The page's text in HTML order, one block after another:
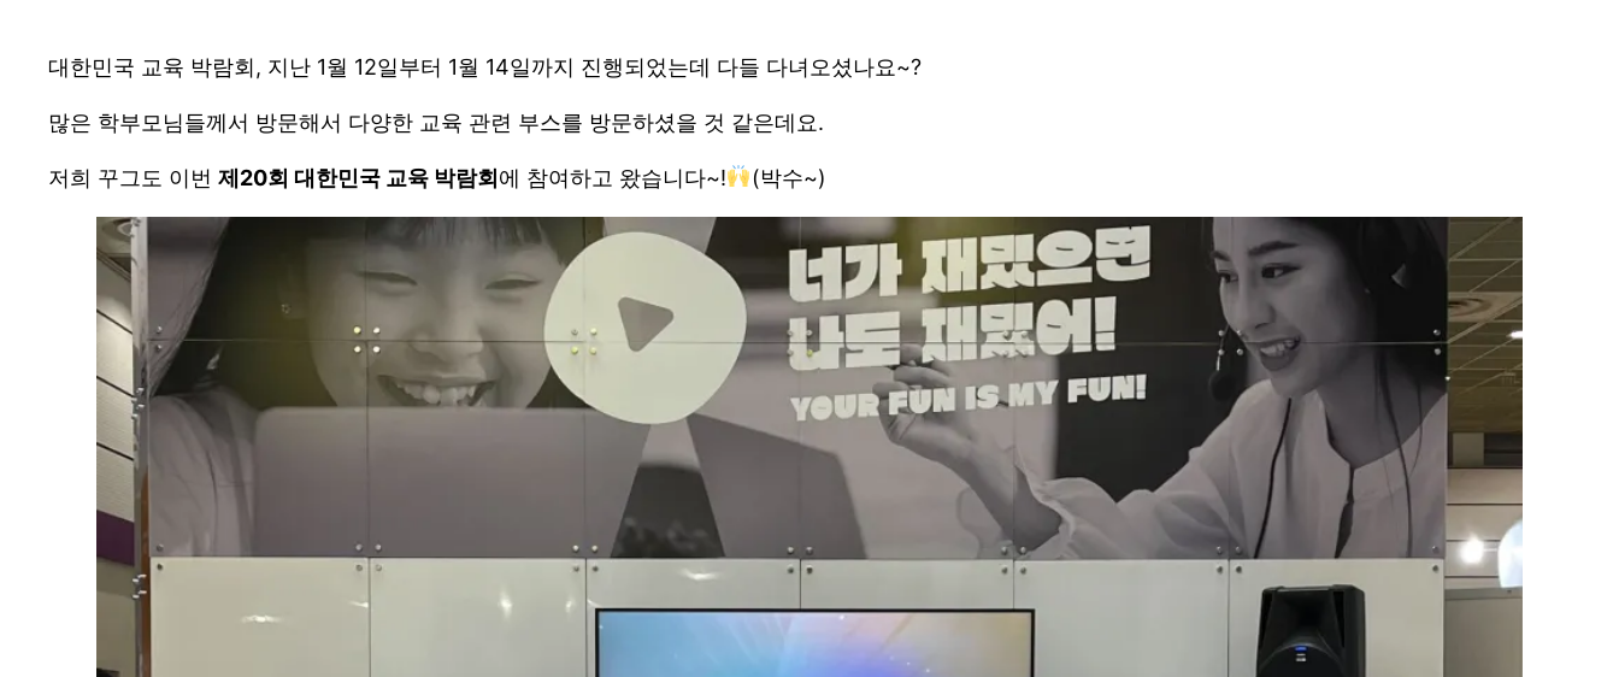
대한민국 교육 박람회, 지난 1월 12일부터 1월 14일까지 진행되었는데 다들 다녀오셨나요~?
많은 학부모님들께서 방문해서 다양한 교육 관련 부스를 방문하셨을 것 같은데요.
저희 꾸그도 이번 제20회 대한민국 교육 박람회에 참여하고 왔습니다~! (박수~)